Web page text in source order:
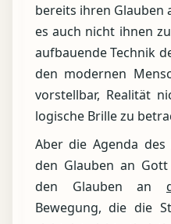
bereits ihren Glauben
es auch nicht ihnen
aufbauende Technik
den modernen
vorstellbar, Realität
logische Brille zu
Aber die Agenda
den Glauben an
den Glauben an
Bewegung, die die